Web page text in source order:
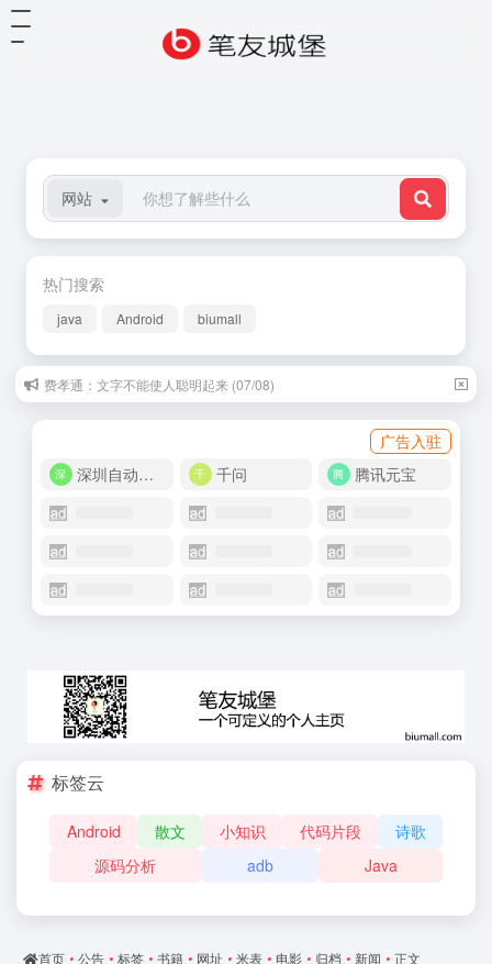
网站
热门搜索
java Android biumall
费孝通：文字不能使人聪明起来 (07/08)
广告入驻
深圳自动化商城
千问 腾讯元宝
标签云
Android 散文 小知识 代码片段
诗歌
源码分析
adb Java
首页 • 公告 • 标签 • 书籍 • 网址 • 米表 • 电影 • 归档 • 新闻 • 正文